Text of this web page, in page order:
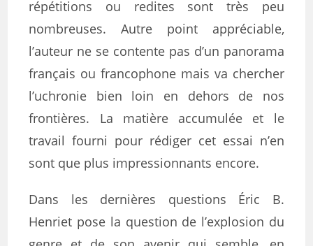
répétitions ou redites sont très peu
nombreuses. Autre point appréciable,
l’auteur ne se contente pas d’un panorama
français ou francophone mais va chercher
l’uchronie bien loin en dehors de nos
frontières. La matière accumulée et le
travail fourni pour rédiger cet essai n’en
sont que plus impressionnants encore.
Dans les dernières questions Éric B.
Henriet pose la question de l’explosion du